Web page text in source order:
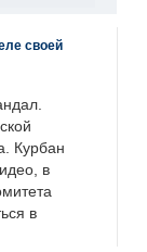
своей
Курбан
в
в